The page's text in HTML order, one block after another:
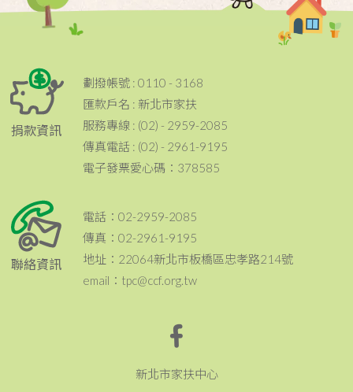
捐款資訊
劃撥帳號 : 0110 - 3168
匯款戶名 : 新北市家扶
服務專線 : (02) - 2959-2085
傳真電話 : (02) - 2961-9195
電子發票愛心碼：378585
聯絡資訊
電話：02-2959-2085
傳真：02-2961-9195
地址：22064新北市板橋區忠孝路214號
email：tpc@ccf.org.tw
新北市家扶中心